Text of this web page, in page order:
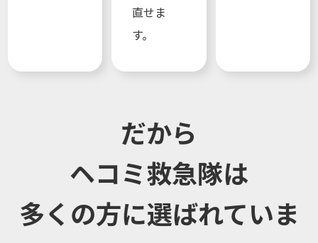
直せま
す。
だから
ヘコミ救急隊は
多くの方に選ばれていま